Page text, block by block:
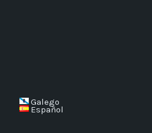
Galego
Español